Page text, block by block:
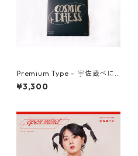
Ken Kagami
USABENI GOODS
Gymnastics Club
Premium Type - 宇佐蔵べに3
rd Single『コズミックドレ
ス』
¥3,300